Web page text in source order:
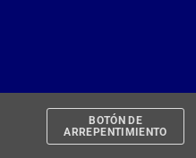
BOTÓN DE
ARREPENTIMIENTO